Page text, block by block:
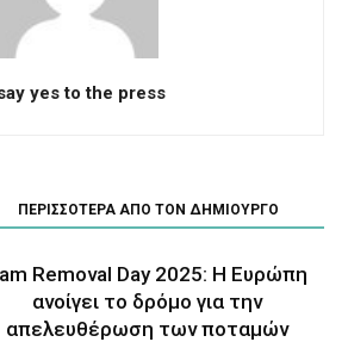
yes to the press
ΠΕΡΙΣΣΟΤΕΡΑ ΑΠΟ ΤΟΝ ΔΗΜΙΟΥΡΓΟ
Removal Day 2025: Η Ευρώπη
ανοίγει το δρόμο για την
απελευθέρωση των ποταμών